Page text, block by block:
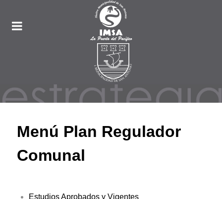
Menú Plan Regulador
Comunal
Estudios Aprobados y Vigentes